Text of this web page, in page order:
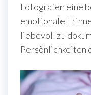
Fotografen eine
emotionale
liebevoll zu
Persönlichkeiten